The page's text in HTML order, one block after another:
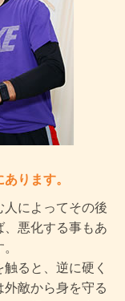
ります。
人によってその後
悪化する事もあ
ると、逆に硬く
敵から身を守る